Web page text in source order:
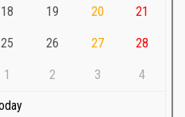
18 19 20 21
25 26 27 28
1 2 3 4